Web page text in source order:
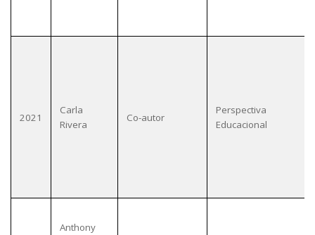
2021
Carla
Rivera
Co-autor
Perspectiva
Educacional
Anthony